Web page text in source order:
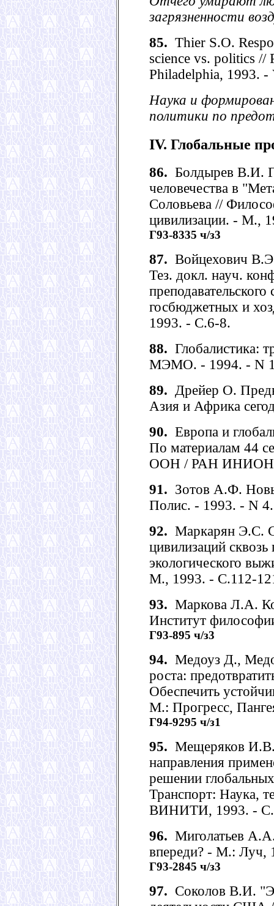
загрязненности
85. Thier S.O.
science vs. politics //
Philadelphia, 1993. -
Наука и
политики по
IV. Глобальные
86. Болдырев В.И.
человечества в
Соловьева //
цивилизации. - М.,
Г93-8335 ч/з3
87. Войцехович
Тез. докл. науч.
госбюджетных и
1993. - С.6-8.
88. Глобалистика:
МЭМО. - 1994. - N
89. Дрейер О.
Азия и Африка
90. Европа и
По материалам 44
ООН / РАН ИНИОН.
91. Зотов А.Ф.
Полис. - 1993. - N
92. Маркарян Э.С.
цивилизаций сквозь
экологического
М., 1993. - С.112-
93. Маркова Л.А.
Институт
Г93-895 ч/з3
94. Медоуз Д.,
роста:
Обеспечить
М.: Прогресс,
Г94-9295 ч/з1
95. Мещеряков
направления
решении
Транспорт: Наука,
ВИНИТИ, 1993. -
96. Миголатьев
впереди? - М.: Луч,
Г93-2845 ч/з3
97. Соколов В.И.